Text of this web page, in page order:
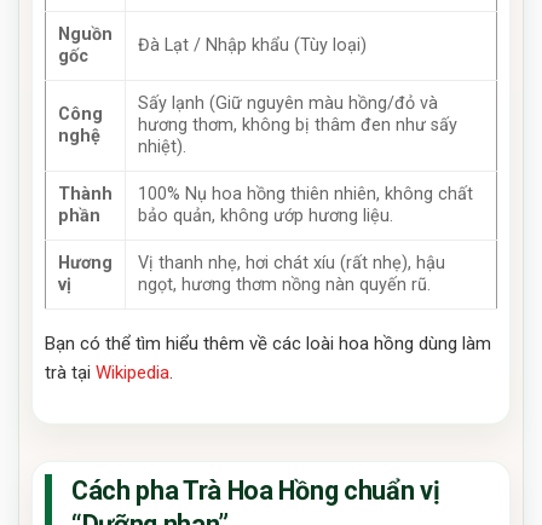
Nguồn
gốc
Đà Lạt / Nhập khẩu (Tùy loại)
Công
nghệ
Sấy lạnh (Giữ nguyên màu hồng/đỏ và
hương thơm, không bị thâm đen như sấy
nhiệt).
Thành
phần
100% Nụ hoa hồng thiên nhiên, không chất
bảo quản, không ướp hương liệu.
Hương
vị
Vị thanh nhẹ, hơi chát xíu (rất nhẹ), hậu
ngọt, hương thơm nồng nàn quyến rũ.
Bạn có thể tìm hiểu thêm về các loài hoa hồng dùng làm
trà tại Wikipedia.
Cách pha Trà Hoa Hồng chuẩn vị